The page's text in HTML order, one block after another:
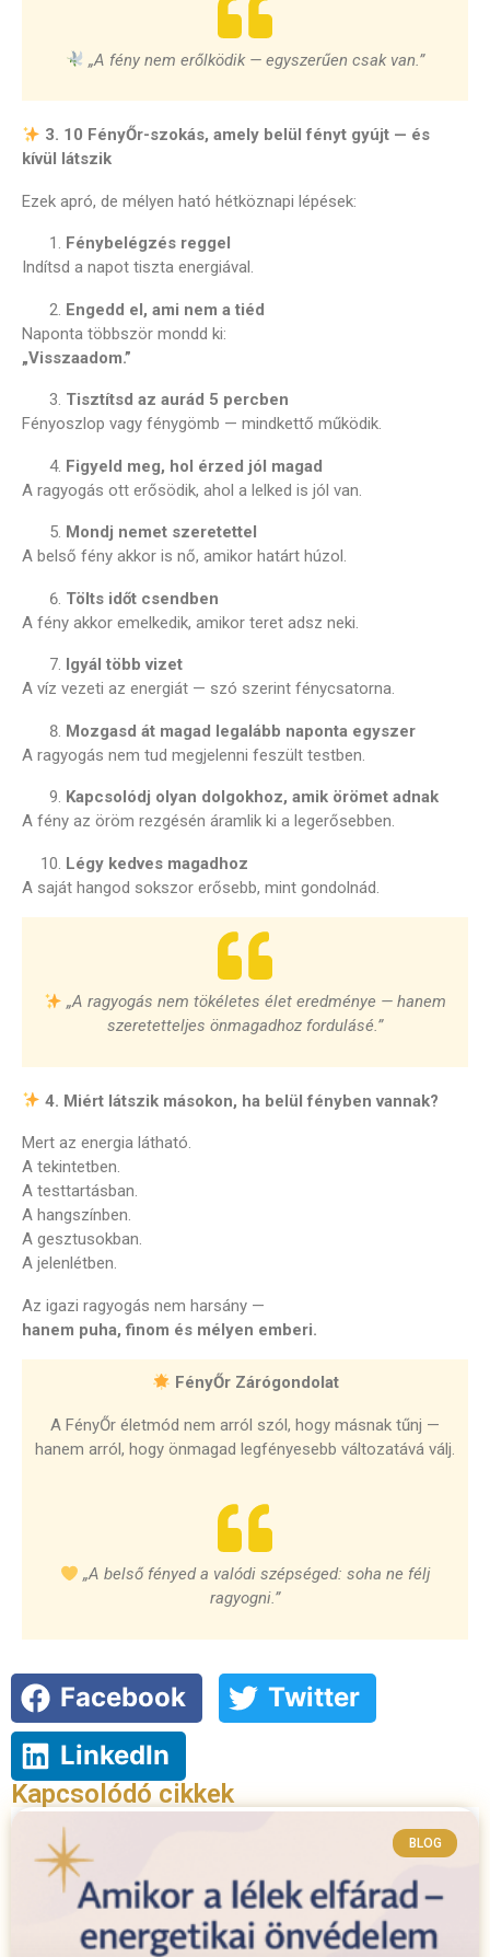
„A fény nem erőlködik — egyszerűen csak van.”
3. 10 FényŐr-szokás, amely belül fényt gyújt — és
kívül látszik
Ezek apró, de mélyen ható hétköznapi lépések:
Fénybelégzés reggel
Indítsd a napot tiszta energiával.
Engedd el, ami nem a tiéd
Naponta többször mondd ki:
„Visszaadom.”
Tisztítsd az aurád 5 percben
Fényoszlop vagy fénygömb — mindkettő működik.
Figyeld meg, hol érzed jól magad
A ragyogás ott erősödik, ahol a lelked is jól van.
Mondj nemet szeretettel
A belső fény akkor is nő, amikor határt húzol.
Tölts időt csendben
A fény akkor emelkedik, amikor teret adsz neki.
Igyál több vizet
A víz vezeti az energiát — szó szerint fénycsatorna.
Mozgasd át magad legalább naponta egyszer
A ragyogás nem tud megjelenni feszült testben.
Kapcsolódj olyan dolgokhoz, amik örömet adnak
A fény az öröm rezgésén áramlik ki a legerősebben.
Légy kedves magadhoz
A saját hangod sokszor erősebb, mint gondolnád.
„A ragyogás nem tökéletes élet eredménye — hanem
szeretetteljes önmagadhoz fordulásé.”
4. Miért látszik másokon, ha belül fényben vannak?
Mert az energia látható.
A tekintetben.
A testtartásban.
A hangszínben.
A gesztusokban.
A jelenlétben.
Az igazi ragyogás nem harsány —
hanem puha, finom és mélyen emberi.
FényŐr Zárógondolat
A FényŐr életmód nem arról szól, hogy másnak tűnj —
hanem arról, hogy önmagad legfényesebb változatává válj.
„A belső fényed a valódi szépséged: soha ne félj
ragyogni.”
Facebook
Twitter
LinkedIn
Kapcsolódó cikkek
BLOG